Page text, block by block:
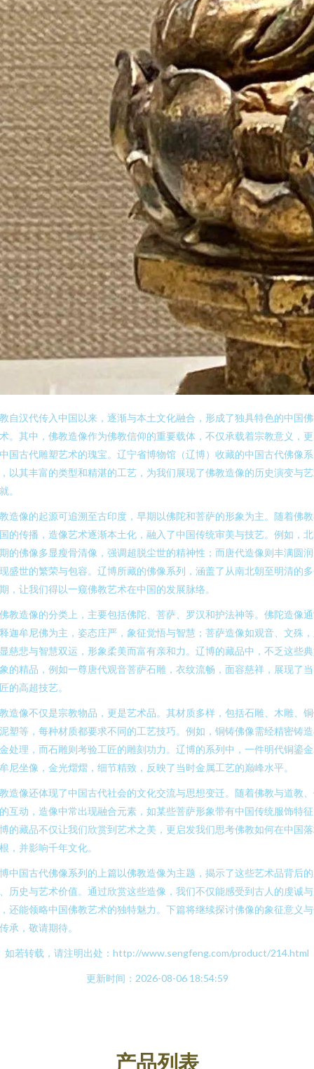
自汉代传入中国以来，逐渐与本土文化融合，形成了独具特色的中国
。其中，佛教造像作为佛教信仰的重要载体，不仅承载着宗教意义，
国古代雕塑艺术的瑰宝。辽宁省博物馆（辽博）收藏的中国古代佛像系
以其丰富的类型和精湛的工艺，为我们展现了佛教造像的历史演变与
。
造像的起源可追溯至古印度，早期以佛陀和菩萨的形象为主。随着佛
的传播，造像艺术逐渐本土化，融入了中国传统审美与技艺。例如，
的佛像多显瘦骨清像，强调超脱尘世的精神性；而唐代造像则丰满圆
盛世的繁荣与包容。辽博所藏的佛像系列，涵盖了从南北朝至明清的
，让我们得以一窥佛教艺术在中国的发展脉络。
教造像的分类上，主要包括佛陀、菩萨、罗汉和护法神等。佛陀造像
迦牟尼佛为主，姿态庄严，象征觉悟与智慧；菩萨造像如观音、文殊
慈悲与智慧双运，形象柔美而富有亲和力。辽博的藏品中，不乏这些
的精品，例如一尊唐代观音菩萨石雕，衣纹流畅，面容慈祥，展现了
的高超技艺。
造像不仅是宗教物品，更是艺术品。其材质多样，包括石雕、木雕、
塑等，每种材质都要求不同的工艺技巧。例如，铜铸佛像需经精密铸
处理，而石雕则考验工匠的雕刻功力。辽博的系列中，一件明代铜鎏
尼坐像，金光熠熠，细节精致，反映了当时金属工艺的巅峰水平。
造像还体现了中国古代社会的文化交流与思想变迁。随着佛教与道教
互动，造像中常出现融合元素，如某些菩萨形象带有中国传统服饰特
的藏品不仅让我们欣赏到艺术之美，更启发我们思考佛教如何在中国
，并影响千年文化。
中国古代佛像系列的上篇以佛教造像为主题，揭示了这些艺术品背后
历史与艺术价值。通过欣赏这些造像，我们不仅能感受到古人的虔诚
还能领略中国佛教艺术的独特魅力。下篇将继续探讨佛像的象征意义
承，敬请期待。
如若转载，请注明出处：http://www.sengfeng.com/product/214.html
更新时间：2026-08-06 18:54:59
产品列表